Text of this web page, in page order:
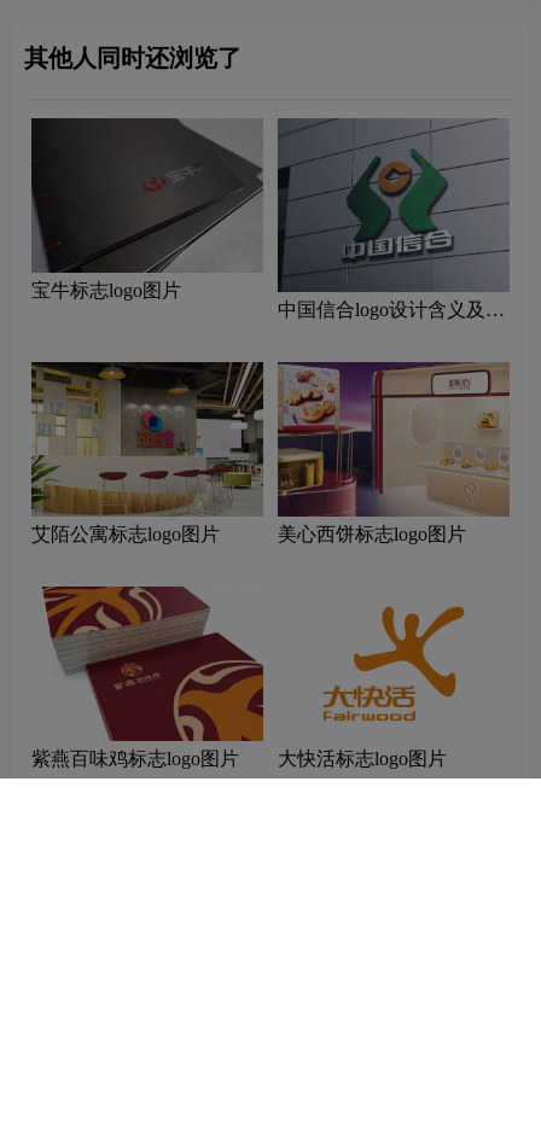
其他人同时还浏览了
宝牛标志logo图片
中国信合logo设计含义及设
艾陌公寓标志logo图片 美心西饼标志logo图片
紫燕百味鸡标志logo图片 大快活标志logo图片